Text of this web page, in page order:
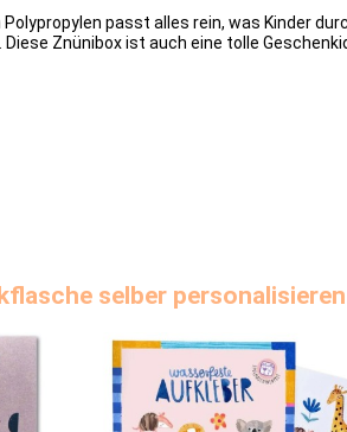
passt alles rein, was Kinder
Znünibox ist auch eine tolle
selber personalisieren